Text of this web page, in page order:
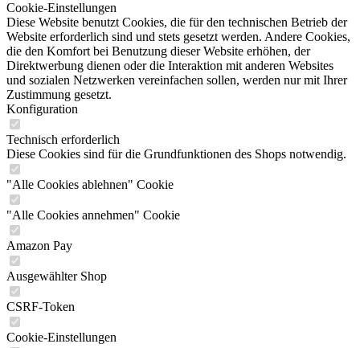
Cookie-Einstellungen
Diese Website benutzt Cookies, die für den technischen Betrieb der
Website erforderlich sind und stets gesetzt werden. Andere Cookies,
die den Komfort bei Benutzung dieser Website erhöhen, der
Direktwerbung dienen oder die Interaktion mit anderen Websites
und sozialen Netzwerken vereinfachen sollen, werden nur mit Ihrer
Zustimmung gesetzt.
Konfiguration
Technisch erforderlich
Diese Cookies sind für die Grundfunktionen des Shops notwendig.
"Alle Cookies ablehnen" Cookie
"Alle Cookies annehmen" Cookie
Amazon Pay
Ausgewählter Shop
CSRF-Token
Cookie-Einstellungen